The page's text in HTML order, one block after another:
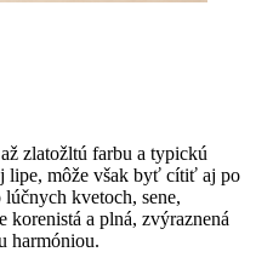
zlatožltú farbu a typickú
lipe, môže však byť cítiť aj po
kvetoch, sene,
a plná, zvýraznená
harmóniou.